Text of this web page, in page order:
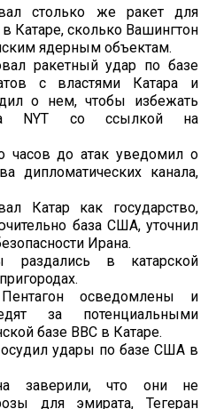
столько же ракет для
Катаре, сколько Вашингтон
ядерным объектам.
ракетный удар по базе
с властями Катара и
о нем, чтобы избежать
NYT со ссылкой на
часов до атак уведомил о
дипломатических канала,
Катар как государство,
база США, уточнил
Ирана.
раздались в катарской
осведомлены и
за потенциальными
базе ВВС в Катаре.
удары по базе США в
заверили, что они не
для эмирата, Тегеран